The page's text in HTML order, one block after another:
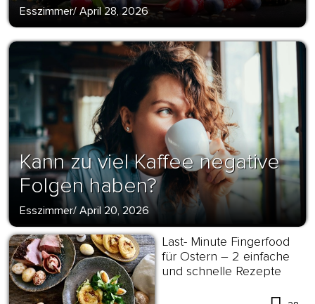
Esszimmer/April 28, 2026
Kann zu viel Kaffee negative
Folgen haben?
Esszimmer/ April 20, 2026
Last- Minute Fingerfood
für Ostern – 2 einfache
und schnelle Rezepte